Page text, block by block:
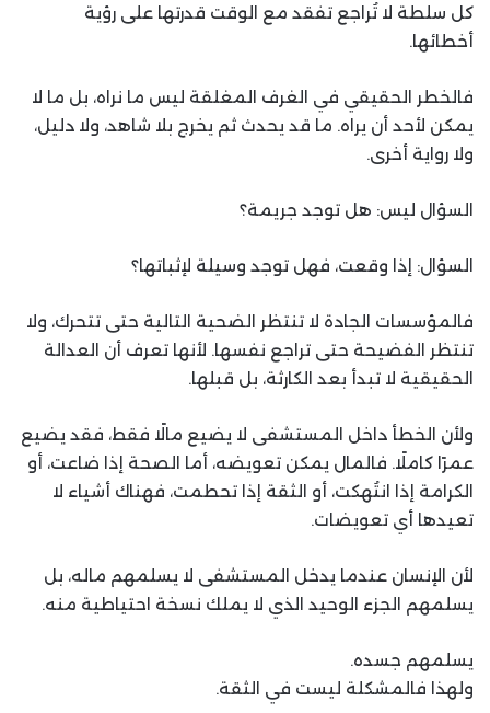
كل سلطة لا تُراجع تفقد مع الوقت قدرتها على رؤية
أخطائها.
فالخطر الحقيقي في الغرف المغلقة ليس ما نراه، بل ما لا
يمكن لأحد أن يراه. ما قد يحدث ثم يخرج بلا شاهد، ولا دليل،
ولا رواية أخرى.
السؤال ليس: هل توجد جريمة؟
السؤال: إذا وقعت، فهل توجد وسيلة لإثباتها؟
فالمؤسسات الجادة لا تنتظر الضحية التالية حتى تتحرك، ولا
تنتظر الفضيحة حتى تراجع نفسها. لأنها تعرف أن العدالة
الحقيقية لا تبدأ بعد الكارثة، بل قبلها.
ولأن الخطأ داخل المستشفى لا يضيع مالًا فقط، فقد يضيع
عمرًا كاملًا. فالمال يمكن تعويضه، أما الصحة إذا ضاعت، أو
الكرامة إذا انتُهكت، أو الثقة إذا تحطمت، فهناك أشياء لا
تعيدها أي تعويضات.
لأن الإنسان عندما يدخل المستشفى لا يسلمهم ماله، بل
يسلمهم الجزء الوحيد الذي لا يملك نسخة احتياطية منه.
يسلمهم جسده.
ولهذا فالمشكلة ليست في الثقة.